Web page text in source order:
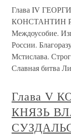
Глава IV
КОНСТАНТИН
Междоусобие.
России.
Мстислава.
Славная битва
Глава V
КНЯЗЬ